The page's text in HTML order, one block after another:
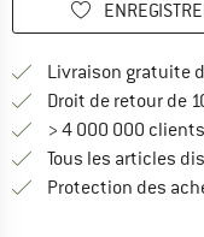
Livraison gratuite
Droit de retour de
> 4 000 000
Tous les articles
Protection des